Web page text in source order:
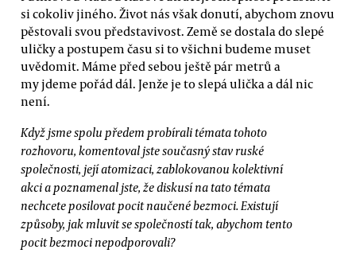
si cokoliv jiného. Život nás však donutí, abychom znovu
pěstovali svou představivost. Země se dostala do slepé
uličky a postupem času si to všichni budeme muset
uvědomit. Máme před sebou ještě pár metrů a
my jdeme pořád dál. Jenže je to slepá ulička a dál nic
není.
Když jsme spolu předem probírali témata tohoto
rozhovoru, komentoval jste současný stav ruské
společnosti, její atomizaci, zablokovanou kolektivní
akci a poznamenal jste, že diskusí na tato témata
nechcete posilovat pocit naučené bezmoci. Existují
způsoby, jak mluvit se společností tak, abychom tento
pocit bezmoci nepodporovali?